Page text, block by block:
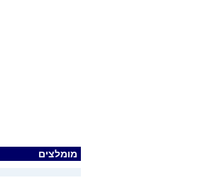
מומלצים